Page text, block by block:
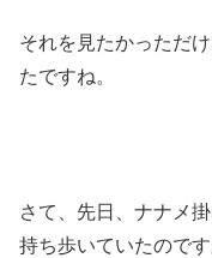
それを見たかっただ
たですね。
さて、先日、ナナメ
持ち歩いていたのです